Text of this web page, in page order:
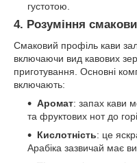
густотою.
4. Розуміння
Смаковий профіль кави
включаючи вид кавових
приготування. Основні
включають:
Аромат: запах кави
та фруктових нот до
Кислотність: це
Арабіка зазвичай має